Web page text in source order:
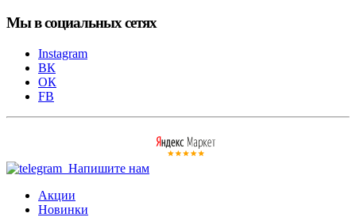
Мы в социальных сетях
Instagram
ВК
ОК
FB
Напишите нам
Акции
Новинки